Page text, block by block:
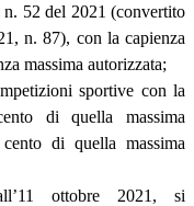
n. 52 del 2021 (convertito
n. 87), con la capienza
massima autorizzata;
sportive con la
di quella massima
di quella massima
ottobre 2021, si